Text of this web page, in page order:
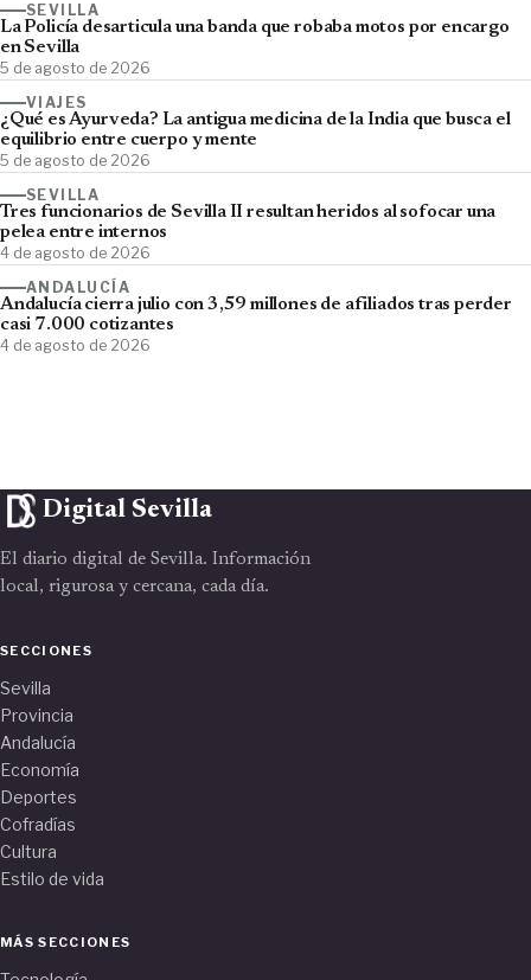
SEVILLA
La Policía desarticula una banda que robaba motos por encargo
en Sevilla
5 de agosto de 2026
VIAJES
¿Qué es Ayurveda? La antigua medicina de la India que busca el
equilibrio entre cuerpo y mente
5 de agosto de 2026
SEVILLA
Tres funcionarios de Sevilla II resultan heridos al sofocar una
pelea entre internos
4 de agosto de 2026
ANDALUCÍA
Andalucía cierra julio con 3,59 millones de afiliados tras perder
casi 7.000 cotizantes
4 de agosto de 2026
Digital Sevilla
El diario digital de Sevilla. Información
local, rigurosa y cercana, cada día.
SECCIONES
Sevilla
Provincia
Andalucía
Economía
Deportes
Cofradías
Cultura
Estilo de vida
MÁS SECCIONES